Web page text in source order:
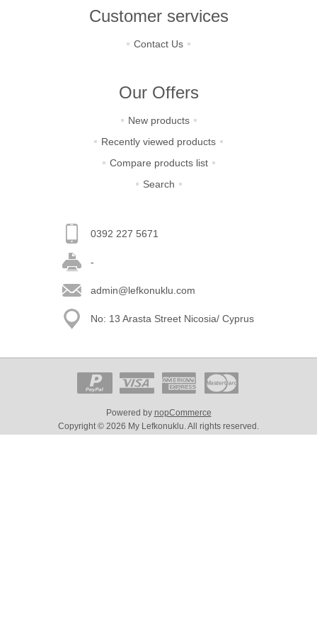
Customer services
Contact Us
Our Offers
New products
Recently viewed products
Compare products list
Search
0392 227 5671
-
admin@lefkonuklu.com
No: 13 Arasta Street Nicosia/ Cyprus
Powered by nopCommerce
Copyright © 2026 My Lefkonuklu. All rights reserved.